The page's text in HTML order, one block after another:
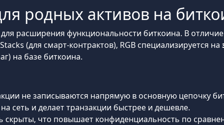
родных активов на
расширения функциональности биткоина. В отличие
(для смарт-контрактов), RGB специализируется на
на базе биткоина.
не записываются напрямую в основную цепочку
сеть и делает транзакции быстрее и дешевле.
что повышает конфиденциальность по